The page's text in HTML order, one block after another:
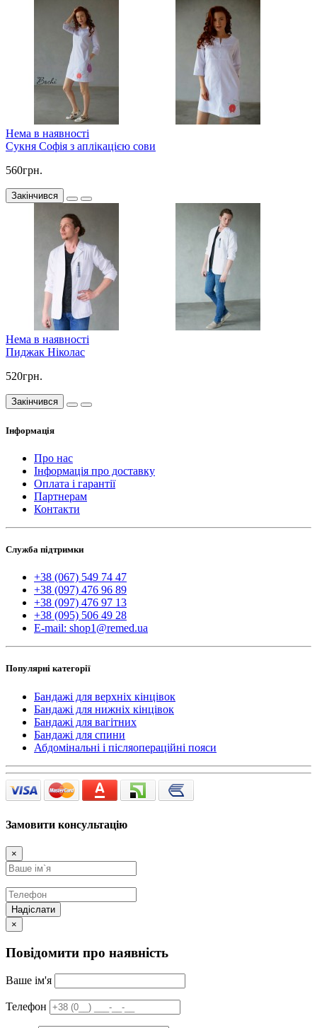
Нема в наявності
Сукня Софія з аплікацією сови
560грн.
Закінчився
Нема в наявності
Пиджак Ніколас
520грн.
Закінчився
Інформація
Про нас
Інформація про доставку
Оплата і гарантії
Партнерам
Контакти
Служба підтримки
+38 (067) 549 74 47
+38 (097) 476 96 89
+38 (097) 476 97 13
+38 (095) 506 49 28
E-mail: shop1@remed.ua
Популярні категорії
Бандажі для верхніх кінцівок
Бандажі для нижніх кінцівок
Бандажі для вагітних
Бандажі для спини
Абдомінальні і післяопераційні пояси
Замовити консультацію
×
Надіслати
×
Повідомити про наявність
Ваше ім'я
Телефон